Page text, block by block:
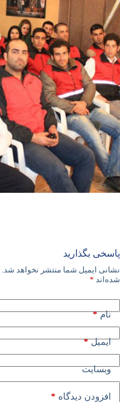
پاسخی بگذارید
نشانی ایمیل شما منتشر نخواهد شد.
شده‌اند *
نام*
ایمیل*
وبسایت
افزودن دیدگاه *